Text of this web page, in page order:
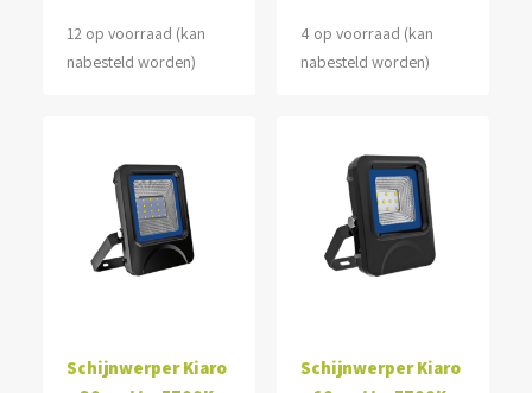
12 op voorraad (kan
nabesteld worden)
4 op voorraad (kan
nabesteld worden)
Schijnwerper Kiaro
Schijnwerper Kiaro